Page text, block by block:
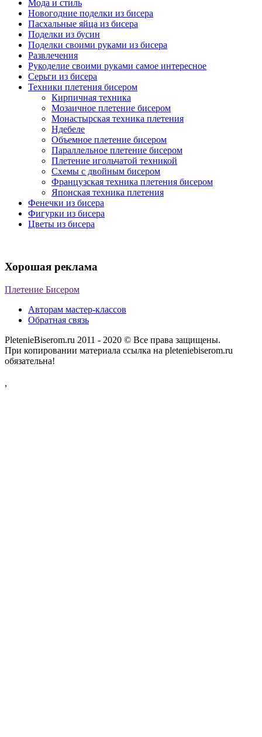
Мода и стиль
Новогодние поделки из бисера
Пасхальные яйца из бисера
Поделки из бусин
Поделки своими руками из бисера
Развлечения
Рукоделие своими руками самое интересное
Серьги из бисера
Техники плетения бисером
Кирпичная техника
Мозаичное плетение бисером
Монастырская техника плетения
Ндебеле
Объемное плетение бисером
Параллельное плетение бисером
Плетение игольчатой техникой
Схемы с двойным бисером
Французская техника плетения бисером
Японская техника плетения
Фенечки из бисера
Фигурки из бисера
Цветы из бисера
Хорошая реклама
Плетение Бисером
Авторам мастер-классов
Обратная связь
PletenieBiserom.ru 2011 - 2020 © Все права защищены.
При копировании материала ссылка на pleteniebiserom.ru
обязательна!
,